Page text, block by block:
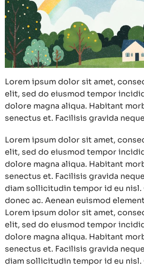
Lorem ipsum dolor sit amet,
elit, sed do eiusmod tempor
dolore magna aliqua. Habitant
senectus et. Facilisis gravida
Lorem ipsum dolor sit amet,
elit, sed do eiusmod tempor
dolore magna aliqua. Habitant
senectus et. Facilisis gravida
diam sollicitudin tempor id eu nisl.
donec ac. Aenean euismod
Lorem ipsum dolor sit amet,
elit, sed do eiusmod tempor
dolore magna aliqua. Habitant
senectus et. Facilisis gravida
diam sollicitudin tempor id eu nisl.